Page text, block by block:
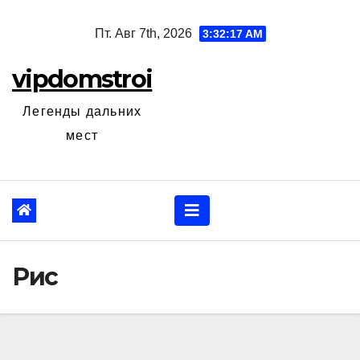
Пт. Авг 7th, 2026 3:32:18 AM
vipdomstroi
Легенды дальних
мест
Рис